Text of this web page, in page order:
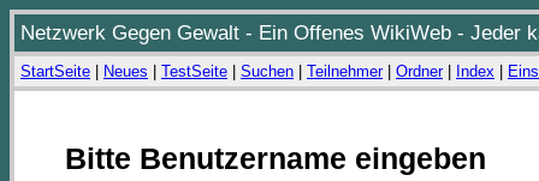
Netzwerk Gegen Gewalt - Ein Offenes WikiWeb - Jeder
StartSeite Neues TestSeite Suchen Teilnehmer| Ordner| Index
Bitte Benutzername eingeben